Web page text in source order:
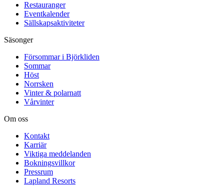
Restauranger
Eventkalender
Sällskapsaktiviteter
Säsonger
Försommar i Björkliden
Sommar
Höst
Norrsken
Vinter & polarnatt
Vårvinter
Om oss
Kontakt
Karriär
Viktiga meddelanden
Bokningsvillkor
Pressrum
Lapland Resorts